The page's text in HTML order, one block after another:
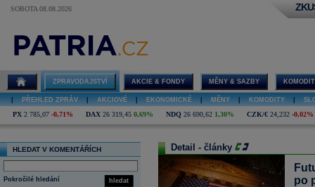
SOBOTA 08.08.2026
ZPRAVODAJSTVÍ AKCIE & FONDY MĚNY & SAZBY
PŘEHLED ZPRÁV AKCIOVÉ EKONOMICKÉ MĚNY KOMODITY
PX 2 785,07 -0,71% DAX 26 319,45 0,69% NDQ 26 690,62 1,30% CZK/€ 24,232 -0,02%
HLEDAT V KOMENTÁŘÍCH
hledat
Pokročilé hledání
Detail - články
po